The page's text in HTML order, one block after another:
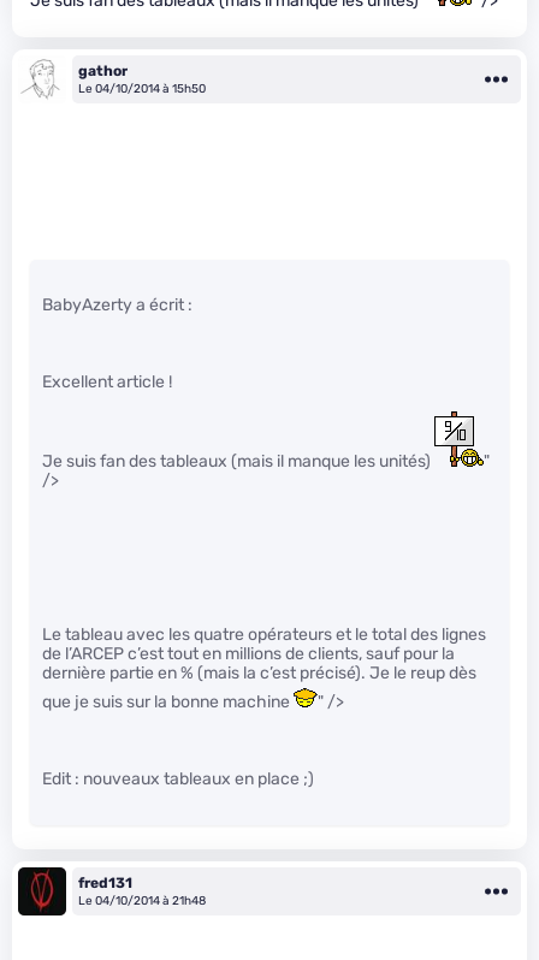
gathor
Le 04/10/2014 à 15h50
BabyAzerty a écrit :
Excellent article !
Je suis fan des tableaux (mais il manque les unités)
"
/>
Le tableau avec les quatre opérateurs et le total des lignes
de l’ARCEP c’est tout en millions de clients, sauf pour la
dernière partie en % (mais la c’est précisé). Je le reup dès
que je suis sur la bonne machine
" />
Edit : nouveaux tableaux en place ;)
fred131
Le 04/10/2014 à 21h48